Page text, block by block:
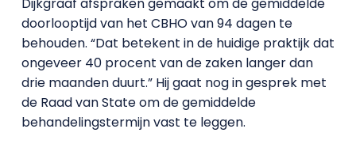
doorlooptijd van het CBHO van 94 dagen te
behouden. “Dat betekent in de huidige praktijk dat
ongeveer 40 procent van de zaken langer dan
drie maanden duurt.” Hij gaat nog in gesprek met
de Raad van State om de gemiddelde
behandelingstermijn vast te leggen.